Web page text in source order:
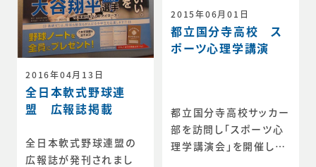
成部門でメンタルスキル
スペシャリストを務める
ラウア博士が示すジュニ
アアスリートとのコミュ
2016年04月13日
全日本軟式野球連
盟 広報誌掲載
全日本軟式野球連盟の
広報誌が発刊されまし
2015年06月01日
都立国分寺高校 ス
ポーツ心理学講演
都立国分寺高校サッカー
部を訪問し「スポーツ心
理学講演会」を開催しま